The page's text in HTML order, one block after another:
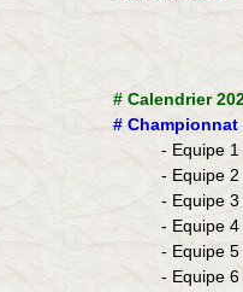
# Calendrier
#
- Equipe
- Equipe 2
- Equipe
- Equipe
- Equipe
- Equipe